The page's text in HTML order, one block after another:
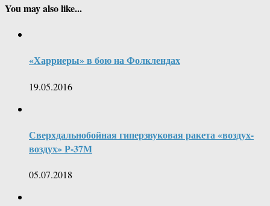
You may also like...
«Харриеры» в бою на Фолклендах
19.05.2016
Сверхдальнобойная гиперзвуковая ракета «воздух-
воздух» Р-37М
05.07.2018